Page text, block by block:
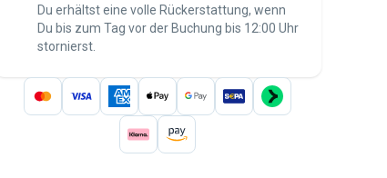
über die Pawshake-Garantieabgesichert zu
sein
Du erhältst eine volle Rückerstattung, wenn
Du bis zum Tag vor der Buchung bis 12:00 Uhr
stornierst.